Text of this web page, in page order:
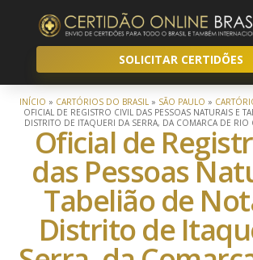
SOLICITAR CERTIDÕES
INÍCIO » CARTÓRIOS DO BRASIL» SÃO PAULO »
OFICIAL DE REGISTRO CIVIL DAS PESSOAS NATURAIS E
DISTRITO DE ITAQUERI DA SERRA, DA COMARCA DE RIO
Oficial de
das Pessoas
Tabelião de
Distrito de